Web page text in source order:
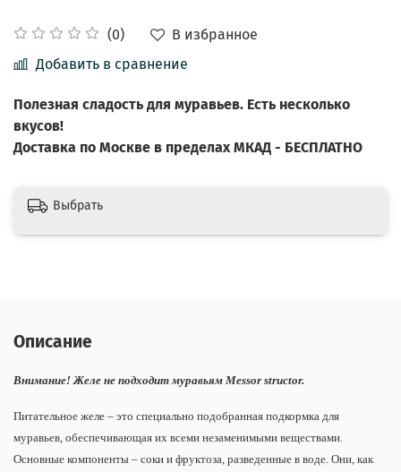
(0)
В избранное
Добавить в сравнение
Полезная сладость для муравьев. Есть несколько
вкусов!
Доставка по Москве в пределах МКАД - БЕСПЛАТНО
Выбрать
Описание
Внимание! Желе не подходит муравьям Messor structor.
Питательное желе – это специально подобранная подкормка для
муравьев, обеспечивающая их всеми незаменимыми веществами.
Основные компоненты – соки и фруктоза, разведенные в воде. Они, как